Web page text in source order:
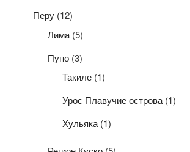
Перу (12)
Лима (5)
Пуно (3)
Такиле (1)
Урос Плавучие острова(1)
Хульяка(1)